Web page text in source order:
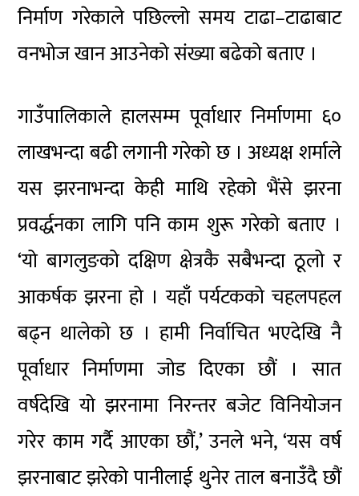
निर्माण गरेकाले पछिल्लो समय टाढा–टाढाबाट
वनभोज खान आउनेको संख्या बढेको बताए ।
गाउँपालिकाले हालसम्म पूर्वाधार निर्माणमा ६०
लाखभन्दा बढी लगानी गरेको छ । अध्यक्ष शर्माले
यस झरनाभन्दा केही माथि रहेको भैंसे झरना
प्रवर्द्धनका लागि पनि काम शुरू गरेको बताए ।
‘यो बागलुङको दक्षिण क्षेत्रकै सबैभन्दा ठूलो र
आकर्षक झरना हो । यहाँ पर्यटकको चहलपहल
बढ्न थालेको छ । हामी निर्वाचित भएदेखि नै
पूर्वाधार निर्माणमा जोड दिएका छौं । सात
वर्षदेखि यो झरनामा निरन्तर बजेट विनियोजन
गरेर काम गर्दै आएका छौं,’ उनले भने, ‘यस वर्ष
झरनाबाट झरेको पानीलाई थुनेर ताल बनाउँदै छौं